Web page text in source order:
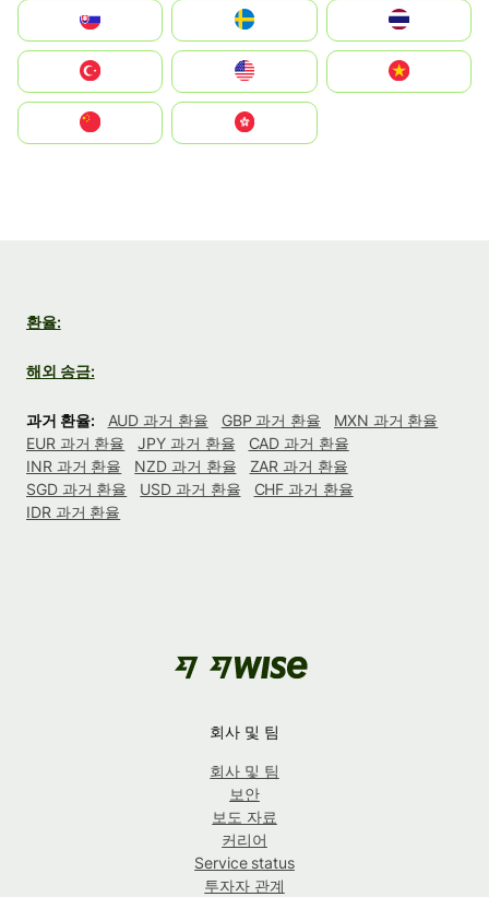
United States
中國香港特別行政區
환율:
해외 송금:
과거 환율: AUD 과거 환율 GBP 과거 환율
MXN 과거 환율
EUR 과거 환율
JPY 과거 환율
CAD 과거 환율
INR 과거 환율
NZD 과거 환율
ZAR 과거 환율
SGD 과거 환율
USD 과거 환율
CHF 과거 환율
IDR 과거 환율
회사 및 팀
회사 및 팀
보안
보도 자료
커리어
Service status
투자자 관계